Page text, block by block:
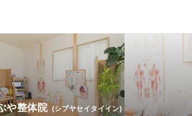
や整体院 (シブヤセイタイイン)